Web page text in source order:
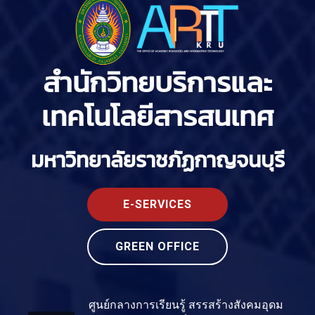
สำนักวิทยบริการและ
เทคโนโลยีสารสนเทศ
มหาวิทยาลัยราชภัฏกาญจนบุรี
E-SERVICES
GREEN OFFICE
ศูนย์กลางการเรียนรู้ สรรสร้างสังคมอุดม